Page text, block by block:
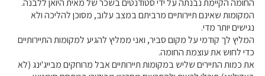
החומה הקיימת נבנתה על ידי סטודנטים בשכר של מאית היואן ללבנה.
המקומות שאינם תיירותיים מרביתם במצב עלוב, מסוכן להליכה ולא
נגישים יותר מדי.
המליץ לך קודמי על מקום סביר, ואני ממליץ להגיע למקומות התיירותיים
כדי לחוש את עוצמת החומה.
את כמות התיירים שליש במקומות תיירותיים אבל מרוחקים מבייג'ינג (לא